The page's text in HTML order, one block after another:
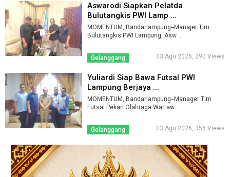
Aswarodi Siapkan Pelatda
Bulutangkis PWI Lamp ...
MOMENTUM, Bandarlampung--Manajer Tim
Bulutangkis PWI Lampung, Asw ...
Gelanggang 03 Agu 2026, 290 Views
Yuliardi Siap Bawa Futsal PWI
Lampung Berjaya ...
MOMENTUM, Bandarlampung--Manager Tim
Futsal Pekan Olahraga Wartaw ...
Gelanggang 03 Agu 2026, 356 Views